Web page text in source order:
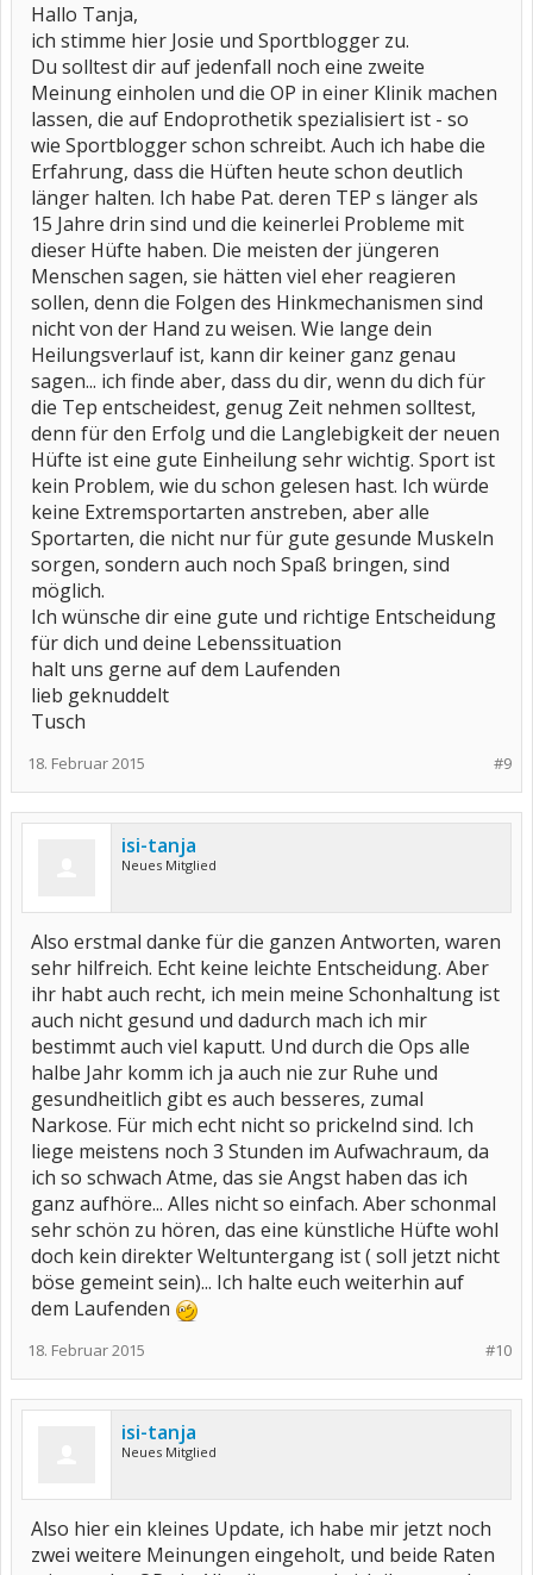
Hallo Tanja,
ich stimme hier Josie und Sportblogger zu.
Du solltest dir auf jedenfall noch eine zweite
Meinung einholen und die OP in einer Klinik machen
lassen, die auf Endoprothetik spezialisiert ist - so
wie Sportblogger schon schreibt. Auch ich habe die
Erfahrung, dass die Hüften heute schon deutlich
länger halten. Ich habe Pat. deren TEP s länger als
15 Jahre drin sind und die keinerlei Probleme mit
dieser Hüfte haben. Die meisten der jüngeren
Menschen sagen, sie hätten viel eher reagieren
sollen, denn die Folgen des Hinkmechanismen sind
nicht von der Hand zu weisen. Wie lange dein
Heilungsverlauf ist, kann dir keiner ganz genau
sagen... ich finde aber, dass du dir, wenn du dich für
die Tep entscheidest, genug Zeit nehmen solltest,
denn für den Erfolg und die Langlebigkeit der neuen
Hüfte ist eine gute Einheilung sehr wichtig. Sport ist
kein Problem, wie du schon gelesen hast. Ich würde
keine Extremsportarten anstreben, aber alle
Sportarten, die nicht nur für gute gesunde Muskeln
sorgen, sondern auch noch Spaß bringen, sind
möglich.
Ich wünsche dir eine gute und richtige Entscheidung
für dich und deine Lebenssituation
halt uns gerne auf dem Laufenden
lieb geknuddelt
Tusch
#9
18. Februar 2015
isi-tanja
Neues Mitglied
Also erstmal danke für die ganzen Antworten, waren
sehr hilfreich. Echt keine leichte Entscheidung. Aber
ihr habt auch recht, ich mein meine Schonhaltung ist
auch nicht gesund und dadurch mach ich mir
bestimmt auch viel kaputt. Und durch die Ops alle
halbe Jahr komm ich ja auch nie zur Ruhe und
gesundheitlich gibt es auch besseres, zumal
Narkose. Für mich echt nicht so prickelnd sind. Ich
liege meistens noch 3 Stunden im Aufwachraum, da
ich so schwach Atme, das sie Angst haben das ich
ganz aufhöre... Alles nicht so einfach. Aber schonmal
sehr schön zu hören, das eine künstliche Hüfte wohl
doch kein direkter Weltuntergang ist ( soll jetzt nicht
böse gemeint sein)... Ich halte euch weiterhin auf
dem Laufenden
#10
18. Februar 2015
isi-tanja
Neues Mitglied
Also hier ein kleines Update, ich habe mir jetzt noch
zwei weitere Meinungen eingeholt, und beide Raten